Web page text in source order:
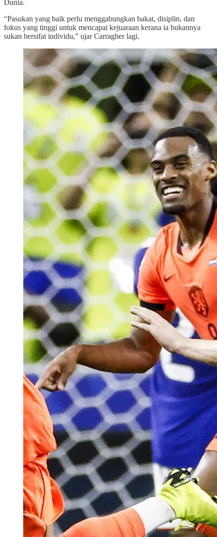
Dunia.
“Pasukan yang baik perlu menggabungkan bakat, disiplin, dan
fokus yang tinggi untuk mencapai kejuaraan kerana ia bukannya
sukan bersifat individu,” ujar Carragher lagi.